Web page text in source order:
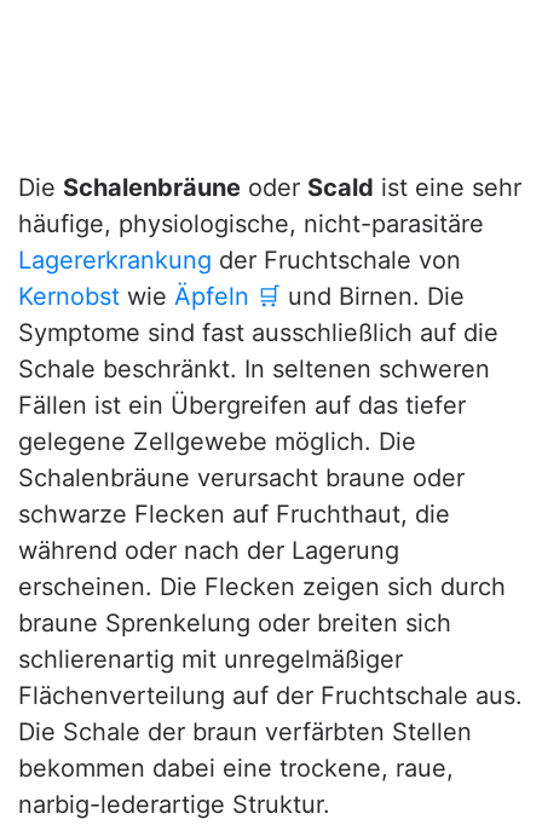
Die Schalenbräune oder Scald ist eine sehr
häufige, physiologische, nicht-parasitäre
Lagererkrankung der Fruchtschale von
Kernobst wie Äpfeln 🛒 und Birnen. Die
Symptome sind fast ausschließlich auf die
Schale beschränkt. In seltenen schweren
Fällen ist ein Übergreifen auf das tiefer
gelegene Zellgewebe möglich. Die
Schalenbräune verursacht braune oder
schwarze Flecken auf Fruchthaut, die
während oder nach der Lagerung
erscheinen. Die Flecken zeigen sich durch
braune Sprenkelung oder breiten sich
schlierenartig mit unregelmäßiger
Flächenverteilung auf der Fruchtschale aus.
Die Schale der braun verfärbten Stellen
bekommen dabei eine trockene, raue,
narbig-lederartige Struktur.